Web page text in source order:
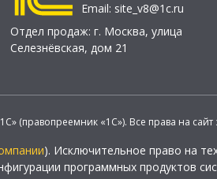
Email: site_v8@1c.ru
Отдел продаж: г. Москва, улица
Селезнёвская, дом 21
(правопреемник «1С»). Все права на
). Исключительное право на
программных продуктов